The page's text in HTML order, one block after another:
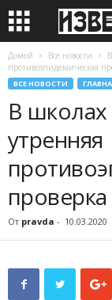
Домой Все новости
противоэпидемическая
ВСЕ НОВОСТИ
В школах
утренняя
проверка
От pravda - 10.03.2020